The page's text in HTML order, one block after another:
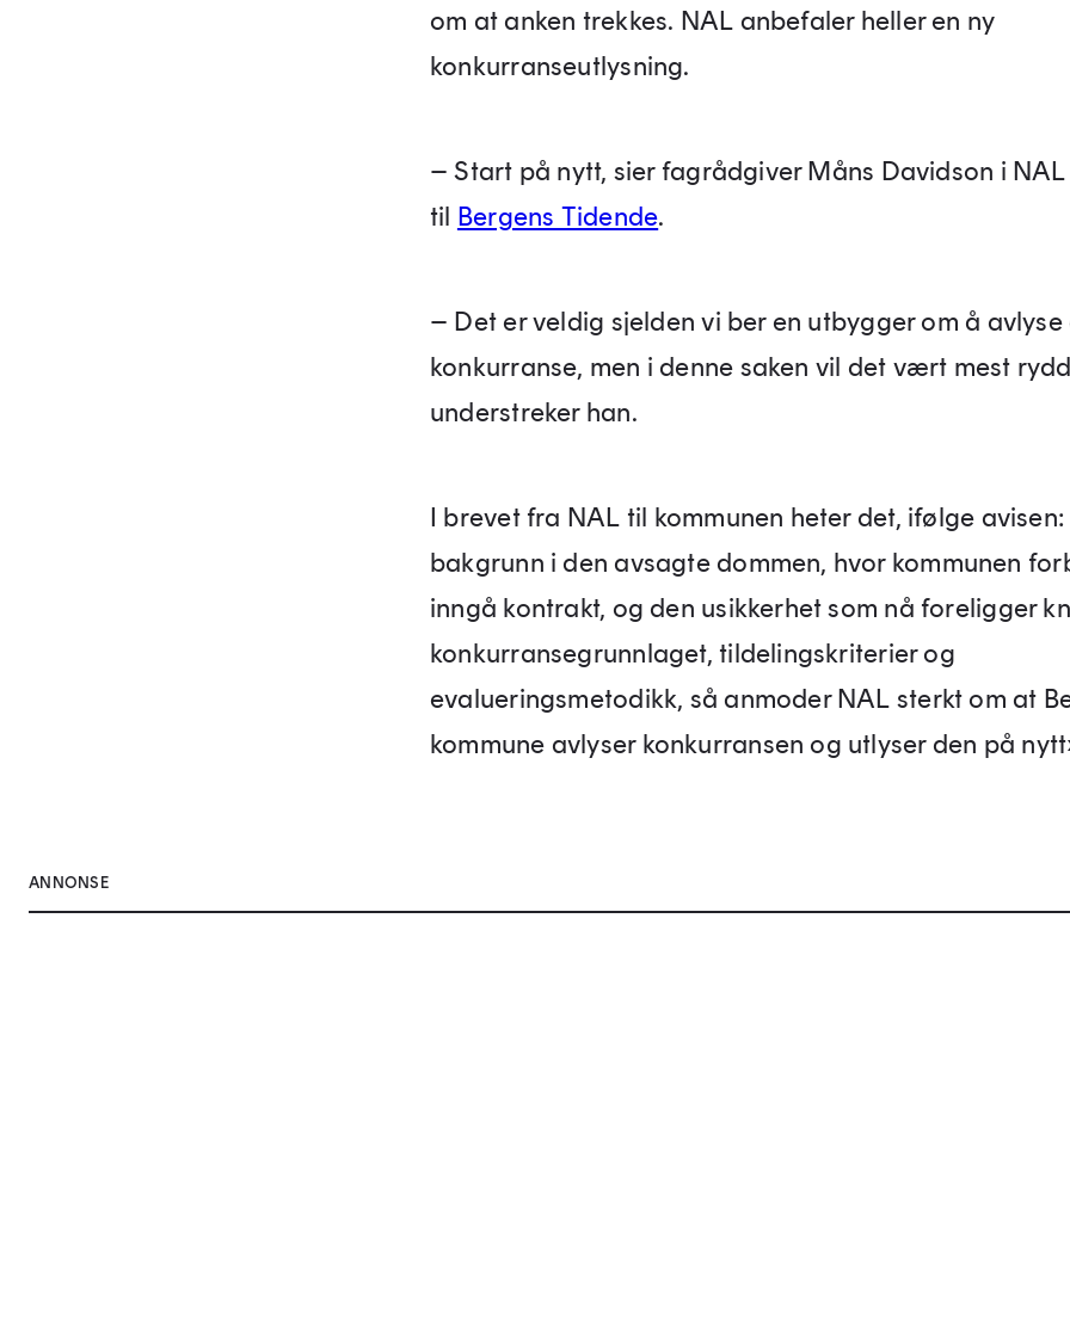
om at anken trekkes. NAL anbefaler heller en ny
konkurranseutlysning.
– Start på nytt, sier fagrådgiver Måns Davidson i NAL
til Bergens Tidende.
– Det er veldig sjelden vi ber en utbygger om å avlyse
konkurranse, men i denne saken vil det vært mest
understreker han.
I brevet fra NAL til kommunen heter det, ifølge
bakgrunn i den avsagte dommen, hvor kommunen
inngå kontrakt, og den usikkerhet som nå foreligger
konkurransegrunnlaget, tildelingskriterier og
evalueringsmetodikk, så anmoder NAL sterkt om at
kommune avlyser konkurransen og utlyser den på
ANNONSE